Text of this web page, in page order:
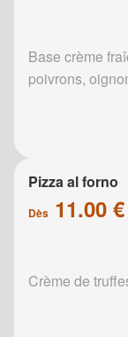
Base crème
poivrons,
Pizza al forno
Dès 11.00 €
Crème de